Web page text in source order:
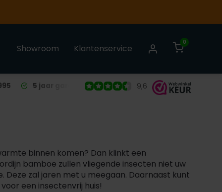
Showroom Klantenservice
0
5 jaar garantieop alle Liso® Vliegengordijnen
9,6
binnen komen? Dan klinkt een
bamboe zullen vliegende insecten niet uw
zal jaren met u meegaan. Daarnaast kunt
een insectenvrij huis!